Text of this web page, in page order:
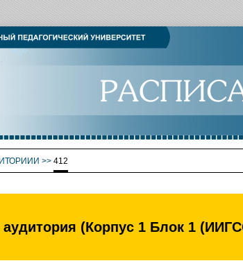
>> 412
аудитория (Корпус 1 Блок 1